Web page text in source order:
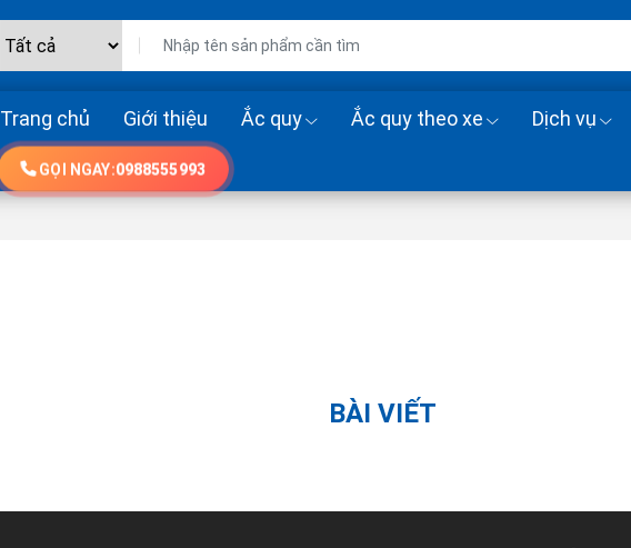
Trang chủ Giới thiệu Ắc quy Ắc quy theo xe Dịch vụ
GỌI NGAY:0988555993
BÀI VIẾT